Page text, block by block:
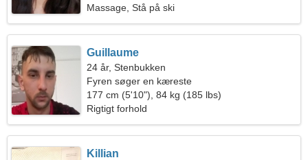
Massage, Stå på ski
Guillaume
24 år, Stenbukken
Fyren søger en kæreste
177 cm (5'10"), 84 kg (185 lbs)
Rigtigt forhold
Killian